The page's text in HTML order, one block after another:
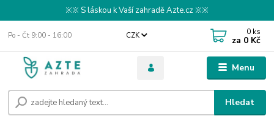
※※ S láskou k Vaší zahradě Azte.cz ※※
Menu
CZK
Hledat
Po - Čt 9:00 - 16:00 0 ks
za 0 Kč